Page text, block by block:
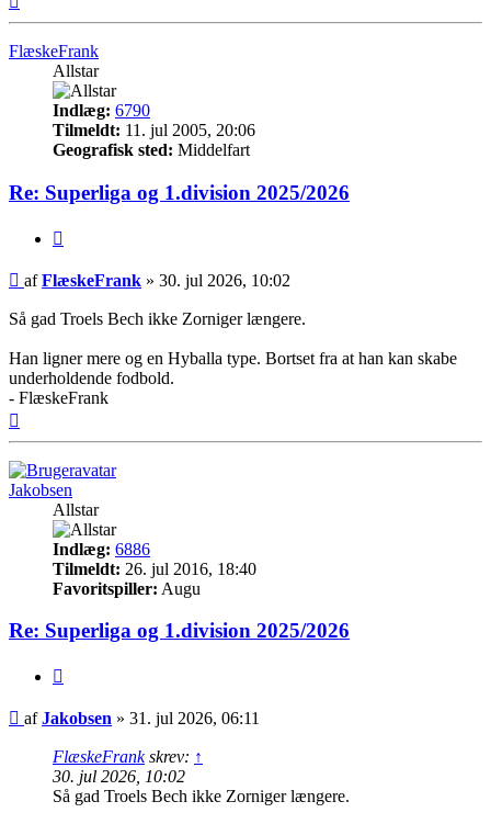
FlæskeFrank
Allstar
Indlæg: 6790
Tilmeldt: 11. jul 2005, 20:06
Geografisk sted: Middelfart
Re: Superliga og 1.division 2025/2026
Indlæg
afFlæskeFrank » 30. jul 2026, 10:02
Så gad Troels Bech ikke Zorniger længere.
Han ligner mere og en Hyballa type. Bortset fra at han kan skabe
underholdende fodbold.
- FlæskeFrank
Jakobsen
Allstar
Indlæg: 6886
Tilmeldt: 26. jul 2016, 18:40
Favoritspiller: Augu
Re: Superliga og 1.division 2025/2026
Indlæg
afJakobsen » 31. jul 2026, 06:11
FlæskeFrankskrev: ↑
30. jul 2026, 10:02
Så gad Troels Bech ikke Zorniger længere.